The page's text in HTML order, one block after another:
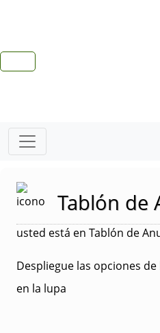
Tablón de
usted está en Tablón de
Despliegue las opciones
en la lupa